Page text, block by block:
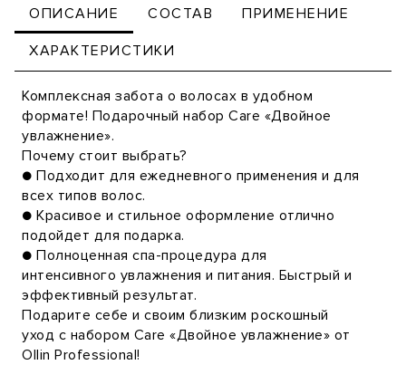
ОПИСАНИЕ СОСТАВ ПРИМЕНЕНИЕ
ХАРАКТЕРИСТИКИ
Комплексная забота о волосах в удобном
формате! Подарочный набор Care «Двойное
увлажнение».
Почему стоит выбрать?
● Подходит для ежедневного применения и для
всех типов волос.
● Красивое и стильное оформление отлично
подойдет для подарка.
● Полноценная спа-процедура для
интенсивного увлажнения и питания. Быстрый и
эффективный результат.
Подарите себе и своим близким роскошный
уход с набором Care «Двойное увлажнение» от
Ollin Professional!